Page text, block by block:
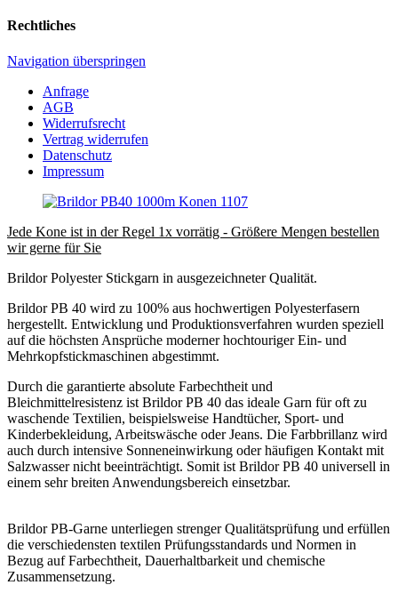
Rechtliches
Navigation überspringen
Anfrage
AGB
Widerrufsrecht
Vertrag widerrufen
Datenschutz
Impressum
Jede Kone ist in der Regel 1x vorrätig - Größere Mengen bestellen
wir gerne für Sie
Brildor Polyester Stickgarn in ausgezeichneter Qualität.
Brildor PB 40 wird zu 100% aus hochwertigen Polyesterfasern
hergestellt. Entwicklung und Produktionsverfahren wurden speziell
auf die höchsten Ansprüche moderner hochtouriger Ein- und
Mehrkopfstickmaschinen abgestimmt.
Durch die garantierte absolute Farbechtheit und
Bleichmittelresistenz ist Brildor PB 40 das ideale Garn für oft zu
waschende Textilien, beispielsweise Handtücher, Sport- und
Kinderbekleidung, Arbeitswäsche oder Jeans. Die Farbbrillanz wird
auch durch intensive Sonneneinwirkung oder häufigen Kontakt mit
Salzwasser nicht beeinträchtigt. Somit ist Brildor PB 40 universell in
einem sehr breiten Anwendungsbereich einsetzbar.
Brildor PB-Garne unterliegen strenger Qualitätsprüfung und erfüllen
die verschiedensten textilen Prüfungsstandards und Normen in
Bezug auf Farbechtheit, Dauerhaltbarkeit und chemische
Zusammensetzung.